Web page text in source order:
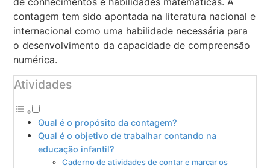
contagem tem sido apontada na literatura nacional e
internacional como uma habilidade necessária para
o desenvolvimento da capacidade de compreensão
numérica.
Atividades
Qual é o propósito da contagem?
Qual é o objetivo de trabalhar contando na
educação infantil?
Caderno de atividades de contar e marcar os